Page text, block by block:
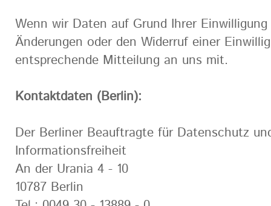
Wenn wir Daten auf Grund Ihrer
Änderungen oder den Widerruf einer
entsprechende Mitteilung an uns mit.
Kontaktdaten (Berlin):
Der Berliner Beauftragte für Datenschutz
Informationsfreiheit
An der Urania 4 - 10
10787 Berlin